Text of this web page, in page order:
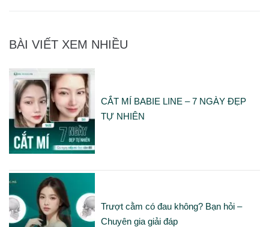
BÀI VIẾT XEM NHIỀU
CẮT MÍ BABIE LINE – 7 NGÀY ĐẸP
TỰ NHIÊN
Trượt cằm có đau không? Bạn hỏi –
Chuyên gia giải đáp